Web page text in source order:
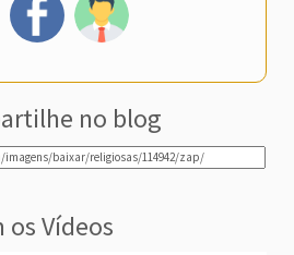
no blog
Vídeos